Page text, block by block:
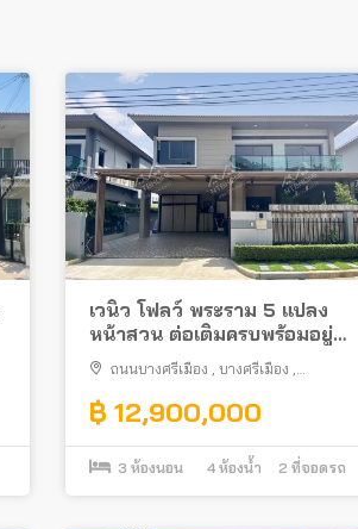
เวนิว โฟลว์ พระราม 5 แปลง
หน้าสวน ต่อเติมครบพร้อมอยู่
ทำเลดี ติดถนนบางศรีเมือง
ถนนบางศรีเมือง , บางศรีเมือง ,
฿ 12,900,000
3 ห้องนอน 4 ห้องน้ำ 2 ที่จอดรถ